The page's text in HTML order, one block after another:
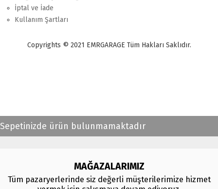
İptal ve İade
Kullanım Şartları
Copyrights © 2021 EMRGARAGE Tüm Hakları Saklıdır.
Sepetinizde ürün bulunmamaktadır
MAĞAZALARIMIZ
Tüm pazaryerlerinde siz değerli müşterilerimize hizmet